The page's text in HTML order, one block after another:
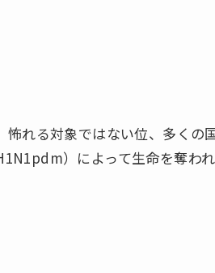
怖れる対象ではない位、多くの
）によって生命を奪わ